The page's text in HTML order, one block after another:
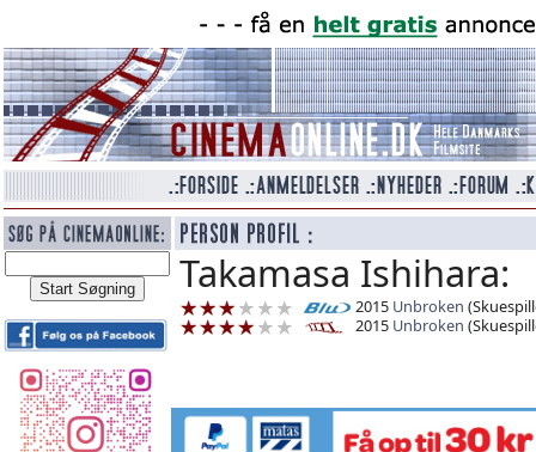
Takamasa Ishihara:
2015 Unbroken
2015 Unbroken